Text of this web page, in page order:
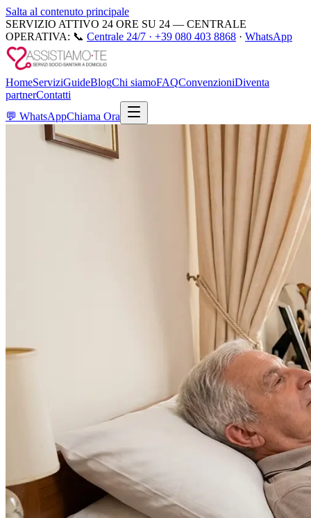
Salta al contenuto principale
SERVIZIO ATTIVO 24 ORE SU 24 — CENTRALE
OPERATIVA: 📞 Centrale 24/7 · +39 080 403 8868 · WhatsApp
HomeServiziGuideBlogChi siamoFAQConvenzioniDiventa
partnerContatti
💬 WhatsAppChiama Ora